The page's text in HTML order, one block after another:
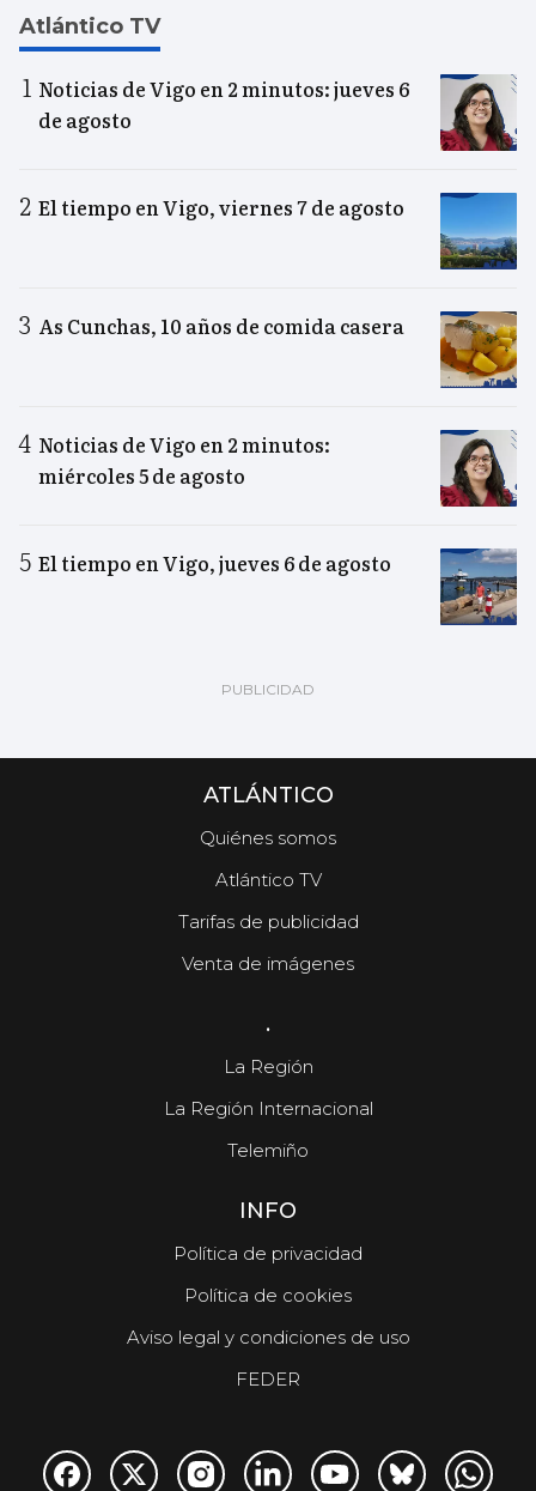
Atlántico TV
Noticias de Vigo en 2 minutos: jueves 6
de agosto
El tiempo en Vigo, viernes 7 de agosto
As Cunchas, 10 años de comida casera
Noticias de Vigo en 2 minutos:
miércoles 5 de agosto
El tiempo en Vigo, jueves 6 de agosto
ATLÁNTICO
Quiénes somos
Atlántico TV
Tarifas de publicidad
Venta de imágenes
.
La Región
La Región Internacional
Telemiño
INFO
Política de privacidad
Política de cookies
Aviso legal y condiciones de uso
FEDER